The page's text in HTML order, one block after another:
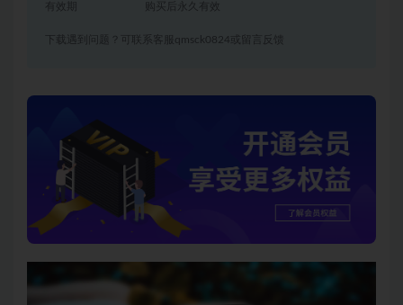
有效期 购买后永久有效
下载遇到问题？可联系客服qmsck0824或留言反馈